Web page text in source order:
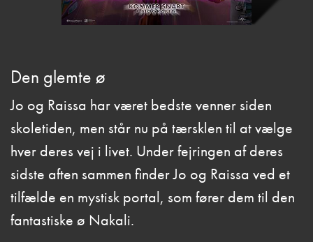
Den glemte ø
Jo og Raissa har været bedste venner siden
skoletiden, men står nu på tærsklen til at vælge
hver deres vej i livet. Under fejringen af deres
sidste aften sammen finder Jo og Raissa ved et
tilfælde en mystisk portal, som fører dem til den
fantastiske ø Nakali.